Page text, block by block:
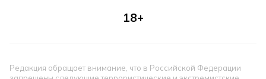
18+
Редакция обращает внимание, что в Российской Федерации